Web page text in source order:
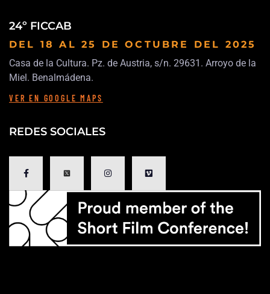
24º FICCAB
DEL 18 AL 25 DE OCTUBRE
DEL 2025
Casa de la Cultura. Pz. de Austria, s/n. 29631. Arroyo de la
Miel. Benalmádena.
VER EN GOOGLE MAPS
REDES SOCIALES